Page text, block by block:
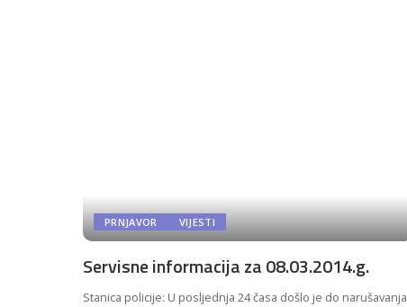
PRNJAVOR VIJESTI
Servisne informacija za 08.03.2014.g.
Stanica policije: U posljednja 24 časa došlo je do narušavanja